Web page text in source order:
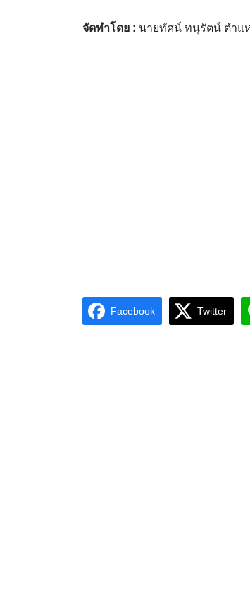
จัดทำโดย : นายทัศน์ ทนุรัตน์ ตำแ
Facebook Twitter